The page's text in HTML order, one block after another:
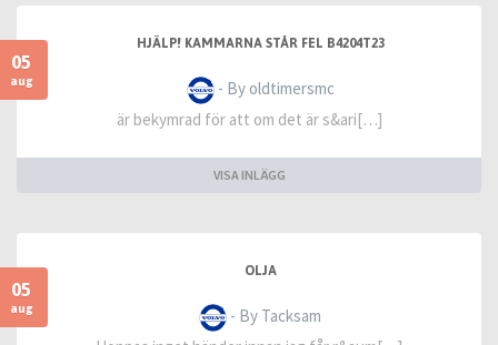
05
aug
HJÄLP! KAMMARNA STÅR FEL B4204T23
- By oldtimersmc
är bekymrad för att om det är s&ari[…]
VISA INLÄGG
05
aug
OLJA
- By Tacksam